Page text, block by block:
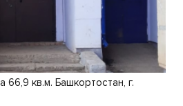
66,9 кв.м. Башкортостан, г.